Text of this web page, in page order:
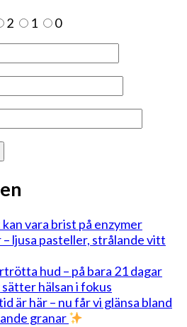
2 1
0
vara brist på enzymer
– ljusa pasteller, strålande vitt
hud – på bara 21 dagar
hälsan i fokus
är här – nu får vi glänsa bland
granar